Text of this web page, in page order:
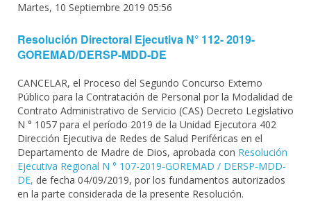
Martes, 10 Septiembre 2019 05:56
Resolución Directoral Ejecutiva N° 112- 2019-
GOREMAD/DERSP-MDD-DE
CANCELAR, el Proceso del Segundo Concurso Externo
Público para la Contratación de Personal por la Modalidad de
Contrato Administrativo de Servicio (CAS) Decreto Legislativo
N ° 1057 para el período 2019 de la Unidad Ejecutora 402
Dirección Ejecutiva de Redes de Salud Periféricas en el
Departamento de Madre de Dios, aprobada con Resolución
Ejecutiva Regional N ° 107-2019-GOREMAD / DERSP-MDD-
DE, de fecha 04/09/2019, por los fundamentos autorizados
en la parte considerada de la presente Resolución.